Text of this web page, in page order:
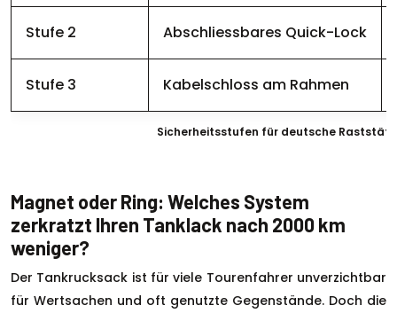
Sicherheitsstufen für deutsche
Stufe 2 Abschliessbares Quick-Lock
Stufe 3 Kabelschloss am Rahmen
Magnet oder Ring: Welches System
zerkratzt Ihren Tanklack nach 2000 km
weniger?
Der Tankrucksack ist für viele Tourenfahrer unverzichtbar
für Wertsachen und oft genutzte Gegenstände. Doch die